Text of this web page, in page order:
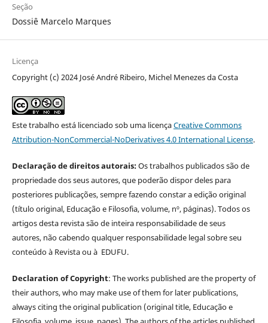
Seção
Dossiê Marcelo Marques
Licença
Copyright (c) 2024 José André Ribeiro, Michel Menezes da Costa
Este trabalho está licenciado sob uma licençaCreative Commons
Attribution-NonCommercial-NoDerivatives 4.0 International License.
Declaração de direitos autorais:Os trabalhos publicados são de
propriedade dos seus autores, que poderão dispor deles para
posteriores publicações, sempre fazendo constar a edição original
(título original, Educação e Filosofia, volume, nº, páginas). Todos os
artigos desta revista são de inteira responsabilidade de seus
autores, não cabendo qualquer responsabilidade legal sobre seu
conteúdo à Revista ou à EDUFU.
Declaration of Copyright: The works published are the property of
their authors, who may make use of them for later publications,
always citing the original publication (original title, Educação e